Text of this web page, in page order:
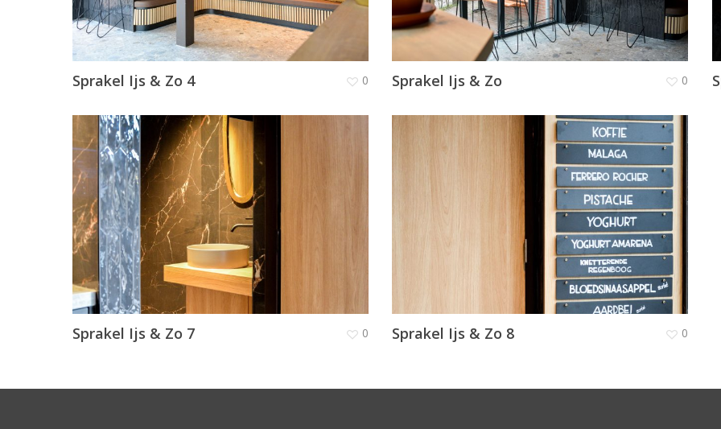
Sprakel Ijs & Zo 4 0 Sprakel Ijs & Zo 0
Sprakel Ijs & Zo 7 0 Sprakel Ijs & Zo 8 0